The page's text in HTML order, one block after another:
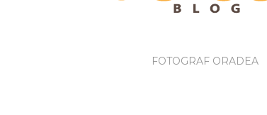
FOTOGRAF ORADEA